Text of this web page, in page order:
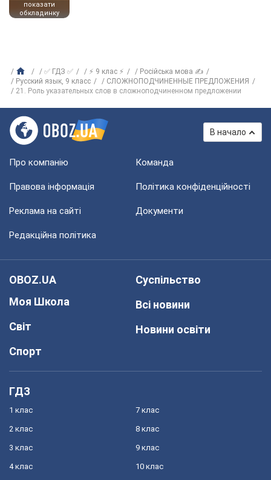
показати
обкладинку
✅ ГДЗ ✅ ⚡ 9 клас ⚡
Російська мова ✍
Русский язык, 9 класс
СЛОЖНОПОДЧИНЕННЫЕ ПРЕДЛОЖЕНИЯ
21. Роль указательных слов в сложноподчиненном предложении
В начало
Про компанію Команда
Правова інформація Політика конфіденційності
Реклама на сайті Документи
Редакційна політика
OBOZ.UA
Моя Школа
Світ
Спорт
Суспільство
Всі новини
Новини освіти
ГДЗ
1 клас
2 клас
3 клас
4 клас
7 клас
8 клас
9 клас
10 клас